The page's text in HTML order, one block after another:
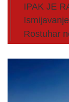
IPAK JE
Rostuhar